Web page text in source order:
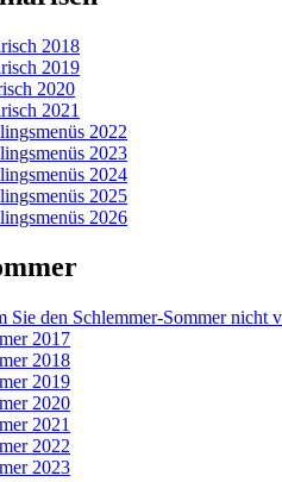
2018
2019
2020
2021
2022
2023
2024
2025
2026
Sie den Schlemmer-Sommer nicht
2017
2018
2019
2020
2021
2022
2023